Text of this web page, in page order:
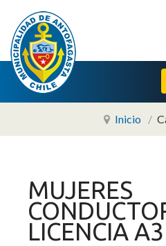
Inicio
MUJERES
LICENCIA A3